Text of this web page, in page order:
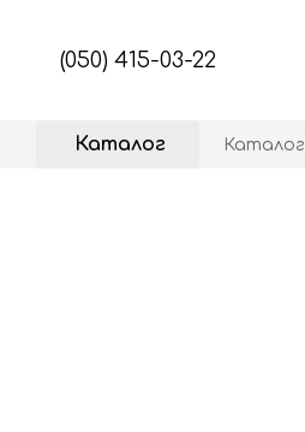
(050) 415-03-22
Каталог Каталог